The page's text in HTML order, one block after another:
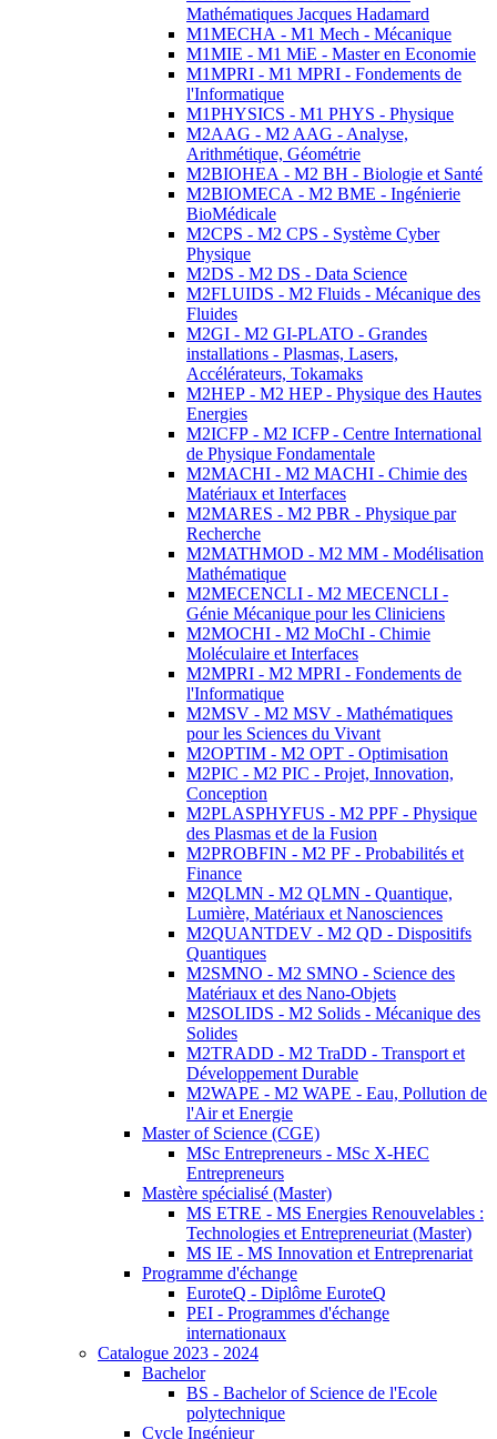
Mathématiques Jacques Hadamard
M1MECHA - M1 Mech - Mécanique
M1MIE - M1 MiE - Master en Economie
M1MPRI - M1 MPRI - Fondements de
l'Informatique
M1PHYSICS - M1 PHYS - Physique
M2AAG - M2 AAG - Analyse,
Arithmétique, Géométrie
M2BIOHEA - M2 BH - Biologie et Santé
M2BIOMECA - M2 BME - Ingénierie
BioMédicale
M2CPS - M2 CPS - Système Cyber
Physique
M2DS - M2 DS - Data Science
M2FLUIDS - M2 Fluids - Mécanique des
Fluides
M2GI - M2 GI-PLATO - Grandes
installations - Plasmas, Lasers,
Accélérateurs, Tokamaks
M2HEP - M2 HEP - Physique des Hautes
Energies
M2ICFP - M2 ICFP - Centre International
de Physique Fondamentale
M2MACHI - M2 MACHI - Chimie des
Matériaux et Interfaces
M2MARES - M2 PBR - Physique par
Recherche
M2MATHMOD - M2 MM - Modélisation
Mathématique
M2MECENCLI - M2 MECENCLI -
Génie Mécanique pour les Cliniciens
M2MOCHI - M2 MoChI - Chimie
Moléculaire et Interfaces
M2MPRI - M2 MPRI - Fondements de
l'Informatique
M2MSV - M2 MSV - Mathématiques
pour les Sciences du Vivant
M2OPTIM - M2 OPT - Optimisation
M2PIC - M2 PIC - Projet, Innovation,
Conception
M2PLASPHYFUS - M2 PPF - Physique
des Plasmas et de la Fusion
M2PROBFIN - M2 PF - Probabilités et
Finance
M2QLMN - M2 QLMN - Quantique,
Lumière, Matériaux et Nanosciences
M2QUANTDEV - M2 QD - Dispositifs
Quantiques
M2SMNO - M2 SMNO - Science des
Matériaux et des Nano-Objets
M2SOLIDS - M2 Solids - Mécanique des
Solides
M2TRADD - M2 TraDD - Transport et
Développement Durable
M2WAPE - M2 WAPE - Eau, Pollution de
l'Air et Energie
Master of Science (CGE)
MSc Entrepreneurs - MSc X-HEC
Entrepreneurs
Mastère spécialisé (Master)
MS ETRE - MS Energies Renouvelables :
Technologies et Entrepreneuriat (Master)
MS IE - MS Innovation et Entreprenariat
Programme d'échange
EuroteQ - Diplôme EuroteQ
PEI - Programmes d'échange
internationaux
Catalogue 2023 - 2024
Bachelor
BS - Bachelor of Science de l'Ecole
polytechnique
Cycle Ingénieur